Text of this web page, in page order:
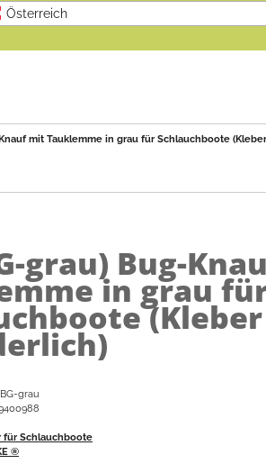
Österreich
mit Tauklemme in grau für Schlauchboote
grau) Bug-
in grau
(Kleber
grau
für Schlauchboote
®